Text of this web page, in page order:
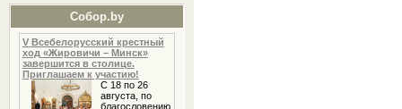
Собор.by
V Всебелорусский крестный
ход «Жировичи – Минск»
завершится в столице.
Приглашаем к участию!
С 18 по 26
августа, по
благословению